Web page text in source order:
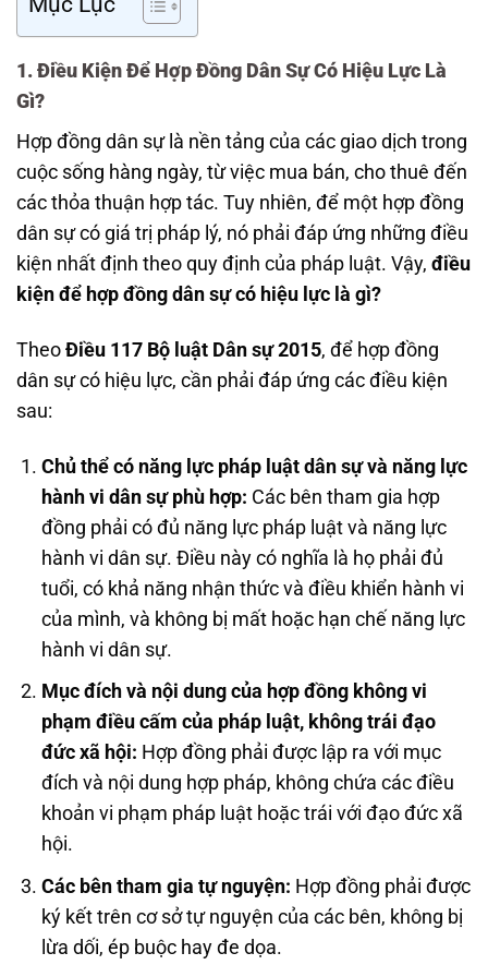
1. Điều Kiện Để Hợp Đồng Dân Sự Có Hiệu Lực Là
Gì?
Hợp đồng dân sự là nền tảng của các giao dịch trong
cuộc sống hàng ngày, từ việc mua bán, cho thuê đến
các thỏa thuận hợp tác. Tuy nhiên, để một hợp đồng
dân sự có giá trị pháp lý, nó phải đáp ứng những điều
kiện nhất định theo quy định của pháp luật. Vậy, điều
kiện để hợp đồng dân sự có hiệu lực là gì?
Theo Điều 117 Bộ luật Dân sự 2015, để hợp đồng
dân sự có hiệu lực, cần phải đáp ứng các điều kiện
sau:
Chủ thể có năng lực pháp luật dân sự và năng lực
hành vi dân sự phù hợp: Các bên tham gia hợp
đồng phải có đủ năng lực pháp luật và năng lực
hành vi dân sự. Điều này có nghĩa là họ phải đủ
tuổi, có khả năng nhận thức và điều khiển hành vi
của mình, và không bị mất hoặc hạn chế năng lực
hành vi dân sự.
Mục đích và nội dung của hợp đồng không vi
phạm điều cấm của pháp luật, không trái đạo
đức xã hội: Hợp đồng phải được lập ra với mục
đích và nội dung hợp pháp, không chứa các điều
khoản vi phạm pháp luật hoặc trái với đạo đức xã
hội.
Các bên tham gia tự nguyện: Hợp đồng phải được
ký kết trên cơ sở tự nguyện của các bên, không bị
lừa dối, ép buộc hay đe dọa.